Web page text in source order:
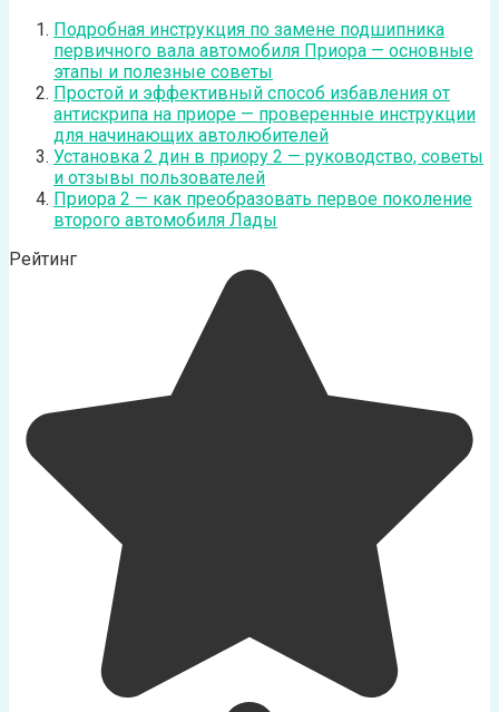
Подробная инструкция по замене подшипника
первичного вала автомобиля Приора — основные
этапы и полезные советы
Простой и эффективный способ избавления от
антискрипа на приоре — проверенные инструкции
для начинающих автолюбителей
Установка 2 дин в приору 2 — руководство, советы
и отзывы пользователей
Приора 2 — как преобразовать первое поколение
второго автомобиля Лады
Рейтинг